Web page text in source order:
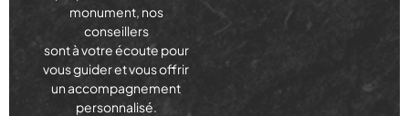
monument, nos
conseillers
sont à votre écoute pour
vous guider et vous offrir
un accompagnement
personnalisé.